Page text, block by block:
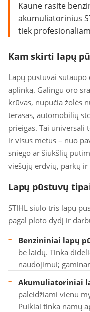
Kaune rasite
akumuliatorinius
tiek
Kam skirti lapų
Lapų pūstuvai
aplinką. Galingu oro
krūvas, nupučia žolės
terasas, automobilių
prieigas. Tai universali
ir visus metus – nuo
sniego ar šiukšlių
viešųjų erdvių, parkų
Lapų pūstuvų
STIHL siūlo tris lapų
pagal ploto dydį ir
Benzininiai lapų
be laidų. Tinka
naudojimui;
Akumuliatoriniai
paleidžiami vienu
Puikiai tinka namų